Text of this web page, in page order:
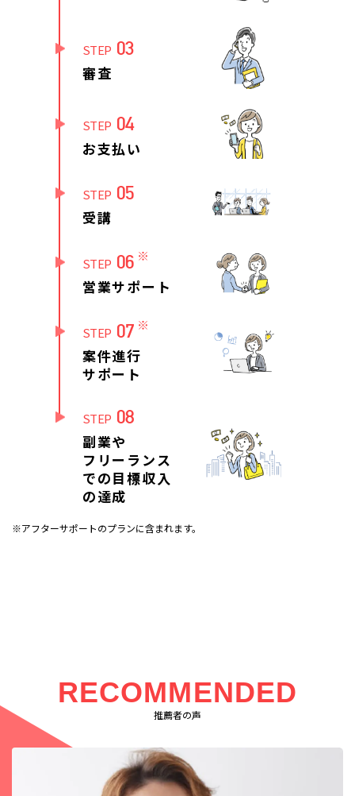
STEP 03
審査
STEP 04
お支払い
STEP 05
受講
STEP 06 ※
営業サポート
STEP 07 ※
案件進行
サポート
STEP 08
副業や
フリーランス
での目標収入
の達成
※アフターサポートのプランに含まれます。
RECOMMENDED
推薦者の声